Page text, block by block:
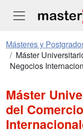
Másteres y
Máster
Negocios
Máster
del